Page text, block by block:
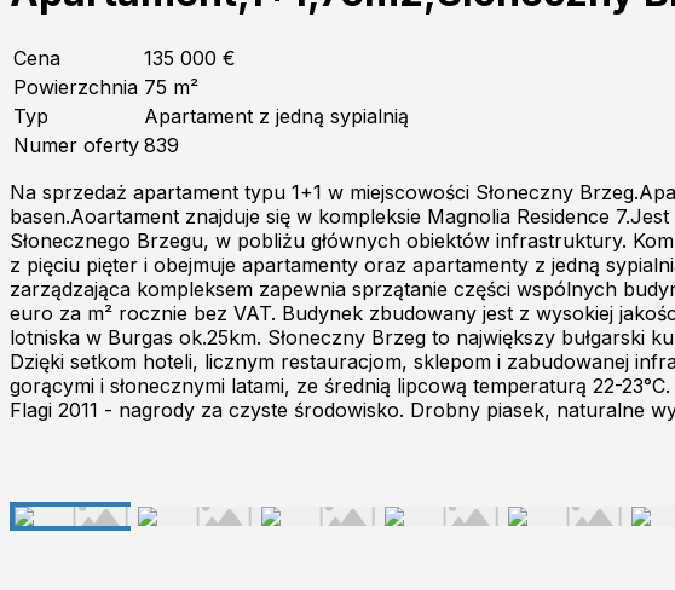
Cena
135 000 €
Powierzchnia 75 m²
Typ
Apartament z jedną sypialnią
Numer oferty 839
Na sprzedaż apartament typu 1+1 w miejscowości Słoneczny
basen.Aoartament znajduje się w kompleksie Magnolia Residence
Słonecznego Brzegu, w pobliżu głównych obiektów infrastruktury.
z pięciu pięter i obejmuje apartamenty oraz apartamenty z jedną
zarządzająca kompleksem zapewnia sprzątanie części wspólnych
euro za m² rocznie bez VAT. Budynek zbudowany jest z wysokiej
lotniska w Burgas ok.25km. Słoneczny Brzeg to największy bułgarski
Dzięki setkom hoteli, licznym restauracjom, sklepom i zabudowanej
gorącymi i słonecznymi latami, ze średnią lipcową temperaturą 22-
Flagi 2011 - nagrody za czyste środowisko. Drobny piasek, naturalne